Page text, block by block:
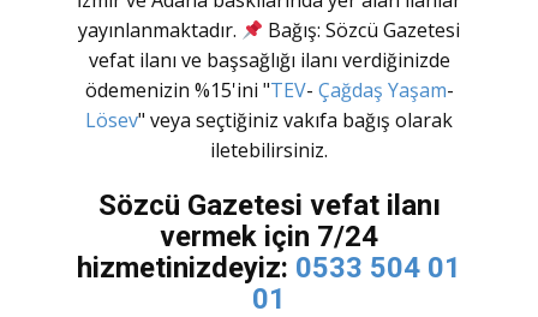
yayınlanmaktadır.
Bağış: Sözcü Gazetesi
vefat ilanı ve başsağlığı ilanı verdiğinizde
ödemenizin %15'ini "TEV- Çağdaş Yaşam-
Lösev" veya seçtiğiniz vakıfa bağış olarak
iletebilirsiniz.
Sözcü Gazetesi vefat ilanı
vermek için 7/24
hizmetinizdeyiz: 0533 504 01
01